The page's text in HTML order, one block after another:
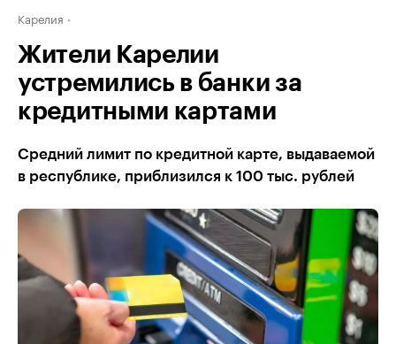
Карелия
Жители Карелии
устремились в банки за
кредитными картами
Средний лимит по кредитной карте, выдаваемой
в республике, приблизился к 100 тыс. рублей